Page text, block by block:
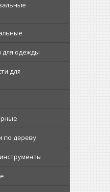
для одежды
для
по дереву